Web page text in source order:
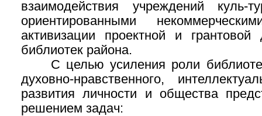
взаимодействия учреждений куль-
ориентированными
активизации проектной и грантовой
библиотек района.
С целью усиления роли
духовно-нравственного,
развития личности и общества
решением задач: